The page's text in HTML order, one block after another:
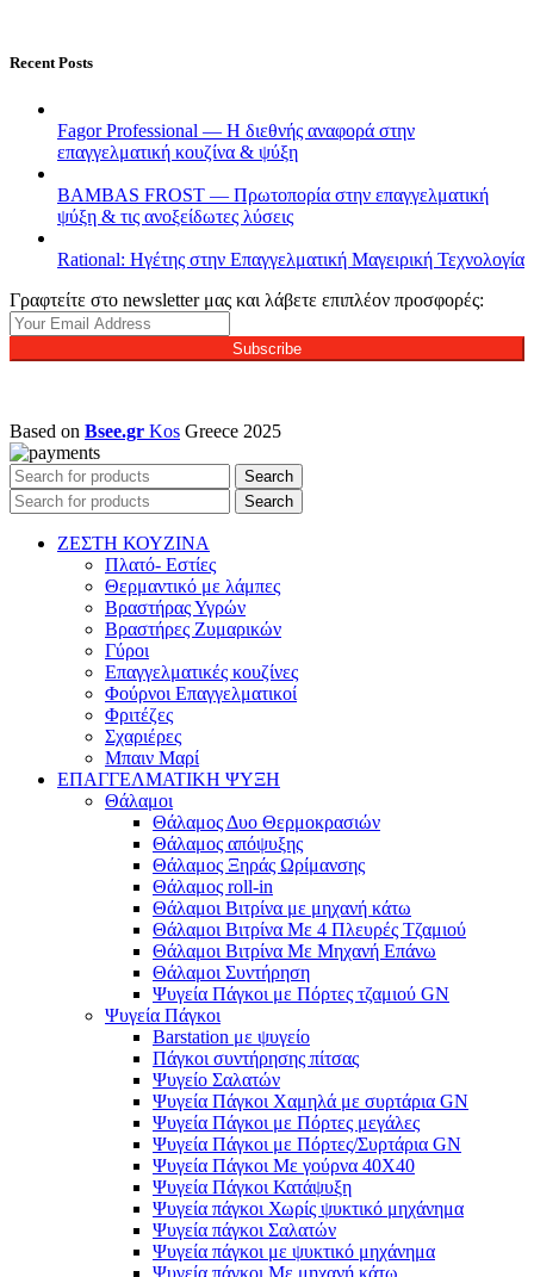
Recent Posts
Fagor Professional — Η διεθνής αναφορά στην
επαγγελματική κουζίνα & ψύξη
BAMBAS FROST — Πρωτοπορία στην επαγγελματική
ψύξη & τις ανοξείδωτες λύσεις
Rational: Ηγέτης στην Επαγγελματική Μαγειρική Τεχνολογία
Γραφτείτε στο newsletter μας και λάβετε επιπλέον προσφορές:
Subscribe
Based on Bsee.gr Kos Greece 2025
Search
Search
ΖΕΣΤΗ ΚΟΥΖΙΝΑ
Πλατό- Εστίες
Θερμαντικό με λάμπες
Βραστήρας Υγρών
Βραστήρες Ζυμαρικών
Γύροι
Επαγγελματικές κουζίνες
Φούρνοι Επαγγελματικοί
Φριτέζες
Σχαριέρες
Μπαιν Μαρί
ΕΠΑΓΓΕΛΜΑΤΙΚΗ ΨΥΞΗ
Θάλαμοι
Θάλαμος Δυο Θερμοκρασιών
Θάλαμος απόψυξης
Θάλαμος Ξηράς Ωρίμανσης
Θάλαμος roll-in
Θάλαμοι Βιτρίνα με μηχανή κάτω
Θάλαμοι Βιτρίνα Με 4 Πλευρές Τζαμιού
Θάλαμοι Βιτρίνα Με Μηχανή Επάνω
Θάλαμοι Συντήρηση
Ψυγεία Πάγκοι με Πόρτες τζαμιού GN
Ψυγεία Πάγκοι
Barstation με ψυγείο
Πάγκοι συντήρησης πίτσας
Ψυγείο Σαλατών
Ψυγεία Πάγκοι Χαμηλά με συρτάρια GN
Ψυγεία Πάγκοι με Πόρτες μεγάλες
Ψυγεία Πάγκοι με Πόρτες/Συρτάρια GN
Ψυγεία Πάγκοι Με γούρνα 40Χ40
Ψυγεία Πάγκοι Κατάψυξη
Ψυγεία πάγκοι Χωρίς ψυκτικό μηχάνημα
Ψυγεία πάγκοι Σαλατών
Ψυγεία πάγκοι με ψυκτικό μηχάνημα